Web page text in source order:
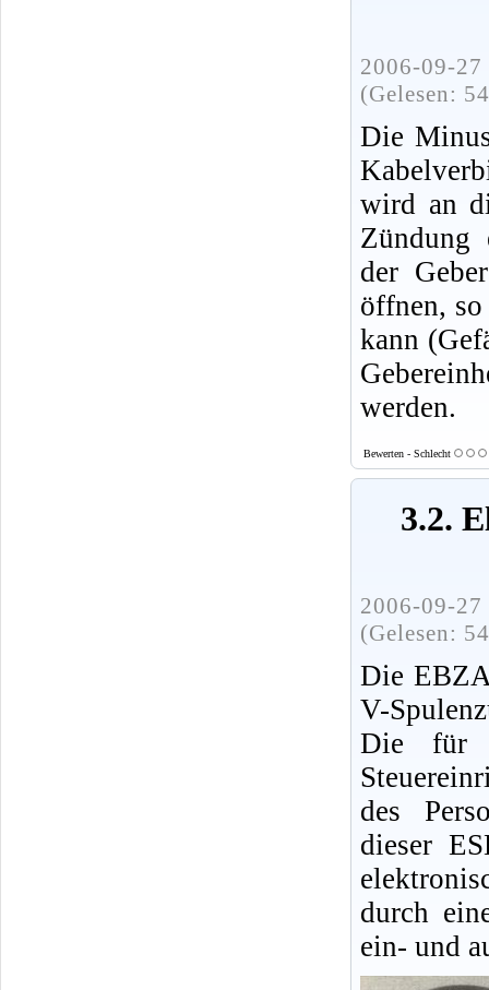
2006-09-
(Gelesen:
Die
wird an
Zündung
der
öffnen,
kann
werden.
Bewerten - Schlecht
3.2.
2006-09-
(Gelesen:
Die
V-
Die für
des
dieser
durch
ein- und